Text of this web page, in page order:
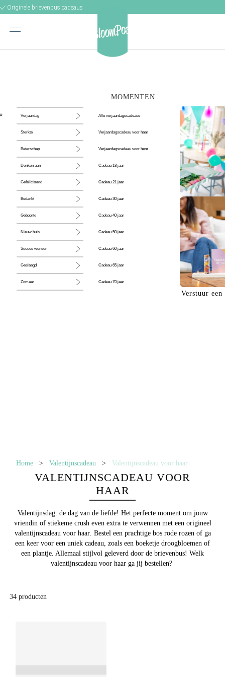
Originele brievenbus cadeaus
MOMENTEN
Verjaardag
Sterkte
Beterschap
Denken aan
Gefeliciteerd
Bedankt
Geboorte
Nieuw huis
Succes wensen
Geslaagd
Zomaar
Alle verjaardagscadeaus
Verjaardagscadeau voor haar
Verjaardagscadeau voor hem
Cadeau 18 jaar
Cadeau 21 jaar
Cadeau 30 jaar
Cadeau 40 jaar
Cadeau 50 jaar
Cadeau 60 jaar
Cadeau 65 jaar
Cadeau 70 jaar
De perfecte
Verstuur een
Home > Valentijnscadeau > Valentijnscadeau voor haar
VALENTIJNSCADEAU VOOR
HAAR
Valentijnsdag: de dag van de liefde! Het perfecte moment om jouw
vriendin of stiekeme crush even extra te verwennen met een origineel
valentijnscadeau voor haar. Bestel een prachtige bos rode rozen of ga
een keer voor een uniek cadeau, zoals een boeketje droogbloemen of
een plantje. Allemaal stijlvol geleverd door de brievenbus! Welk
valentijnscadeau voor haar ga jij bestellen?
34 producten